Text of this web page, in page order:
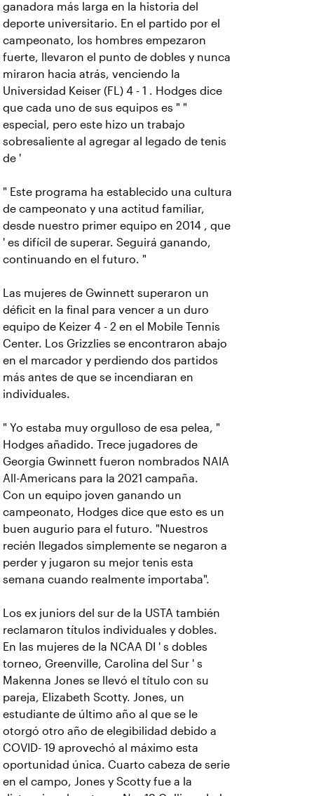
ganadora más larga en la historia del
deporte universitario. En el partido por el
campeonato, los hombres empezaron
fuerte, llevaron el punto de dobles y nunca
miraron hacia atrás, venciendo la
Universidad Keiser (FL) 4 - 1 . Hodges dice
que cada uno de sus equipos es " "
especial, pero este hizo un trabajo
sobresaliente al agregar al legado de tenis
de '
" Este programa ha establecido una cultura
de campeonato y una actitud familiar,
desde nuestro primer equipo en 2014 , que
' es difícil de superar. Seguirá ganando,
continuando en el futuro. "
Las mujeres de Gwinnett superaron un
déficit en la final para vencer a un duro
equipo de Keizer 4 - 2 en el Mobile Tennis
Center. Los Grizzlies se encontraron abajo
en el marcador y perdiendo dos partidos
más antes de que se incendiaran en
individuales.
" Yo estaba muy orgulloso de esa pelea, "
Hodges añadido. Trece jugadores de
Georgia Gwinnett fueron nombrados NAIA
All-Americans para la 2021 campaña.
Con un equipo joven ganando un
campeonato, Hodges dice que esto es un
buen augurio para el futuro. "Nuestros
recién llegados simplemente se negaron a
perder y jugaron su mejor tenis esta
semana cuando realmente importaba".
Los ex juniors del sur de la USTA también
reclamaron títulos individuales y dobles.
En las mujeres de la NCAA DI ' s dobles
torneo, Greenville, Carolina del Sur ' s
Makenna Jones se llevó el título con su
pareja, Elizabeth Scotty. Jones, un
estudiante de último año al que se le
otorgó otro año de elegibilidad debido a
COVID- 19 aprovechó al máximo esta
oportunidad única. Cuarto cabeza de serie
en el campo, Jones y Scotty fue a la